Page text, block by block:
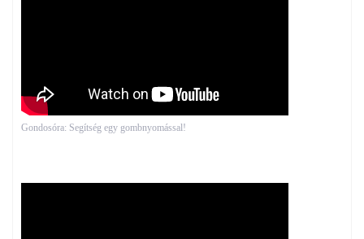
Gondosóra: Segítség egy gombnyomással!